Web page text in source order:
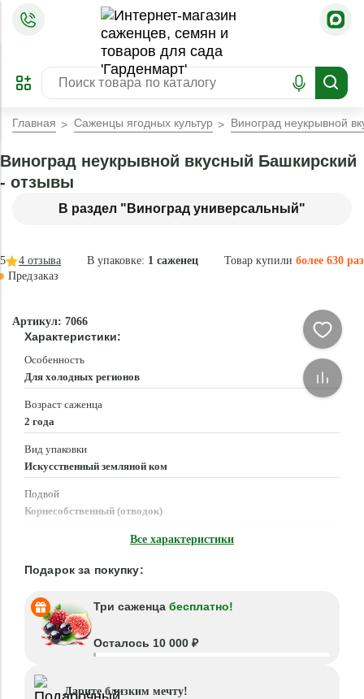
ПРЕДЗАКАЗ
ЗАБРОНИРОВАТЬ
ЛУЧШЕЕ
Главная Саженцы ягодных культур Виноград неукрывной
В раздел "Виноград универсальный"
Виноград неукрывной вкусный Башкирский
- отзывы
В упаковке: 1 саженец Товар купили более 630 раз
5 4 отзыва
Предзаказ
Артикул: 7066
Характеристики:
Особенность
Для холодных регионов
Возраст саженца
2 года
Вид упаковки
Искусственный земляной ком
Подвой
Корнесобственный (отводок)
Все характеристики
Подарок за покупку:
Три саженца бесплатно!
Осталось 10 000 ₽
Дарите близким мечту!